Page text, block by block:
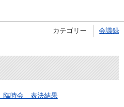
カテゴリー 会議録
臨時会 表決結果